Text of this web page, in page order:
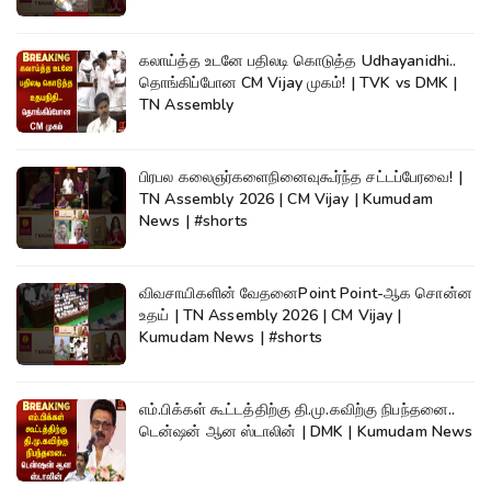
கலாய்த்த உடனே பதிலடி கொடுத்த Udhayanidhi..
தொங்கிப்போன CM Vijay முகம்! | TVK vs DMK |
TN Assembly
பிரபல கலைஞர்களைநினைவுகூர்ந்த சட்டப்பேரவை! |
TN Assembly 2026 | CM Vijay | Kumudam
News | #shorts
விவசாயிகளின் வேதனைPoint Point-ஆக சொன்ன
உதய் | TN Assembly 2026 | CM Vijay |
Kumudam News | #shorts
எம்.பிக்கள் கூட்டத்திற்கு தி.மு.கவிற்கு நிபந்தனை..
டென்ஷன் ஆன ஸ்டாலின் | DMK | Kumudam News